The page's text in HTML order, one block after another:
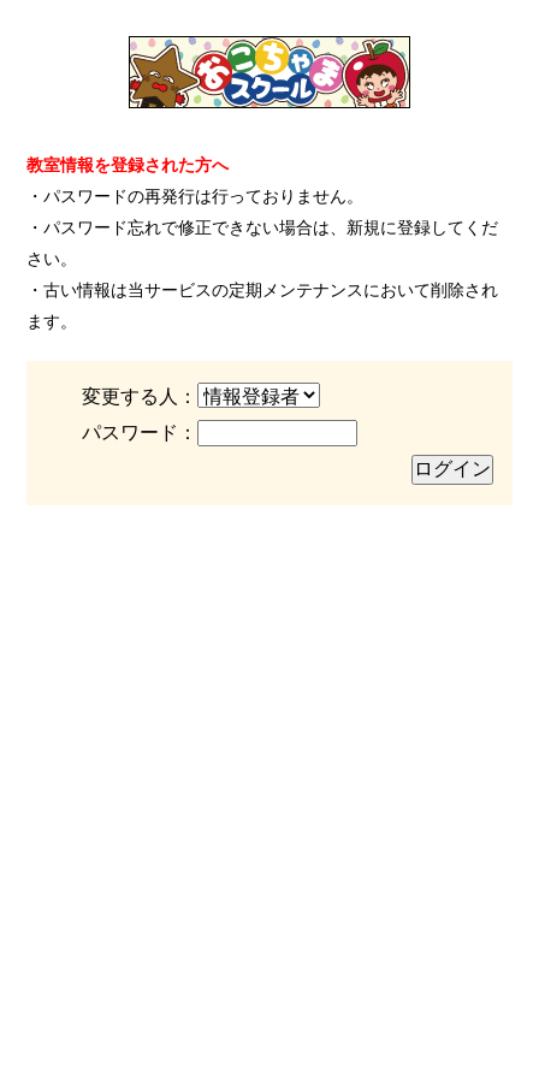
教室情報を登録された方へ
・パスワードの再発行は行っておりません。
・パスワード忘れで修正できない場合は、新規に登録してくだ
さい。
・古い情報は当サービスの定期メンテナンスにおいて削除され
ます。
変更する人：
パスワード：